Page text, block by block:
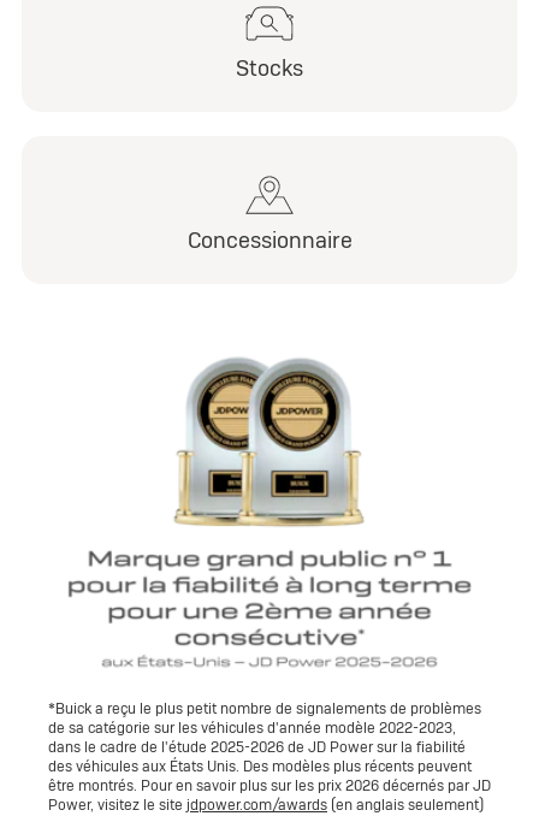
Stocks
Concessionnaire
*Buick a reçu le plus petit nombre de signalements de problèmes
de sa catégorie sur les véhicules d'année modèle 2022-2023,
dans le cadre de l'étude 2025-2026 de JD Power sur la fiabilité
des véhicules aux États Unis. Des modèles plus récents peuvent
être montrés. Pour en savoir plus sur les prix 2026 décernés par JD
Power, visitez le site jdpower.com/awards (en anglais seulement)